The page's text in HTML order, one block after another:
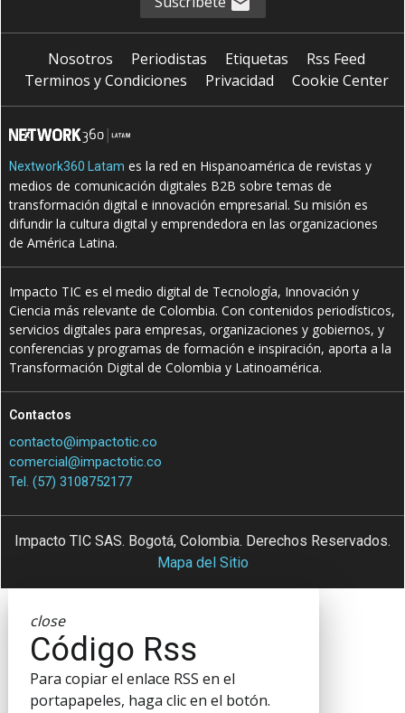
Nosotros Periodistas Etiquetas
Rss Feed
Terminos y Condiciones
Privacidad Cookie Center
Nextwork360 Latam es la red en Hispanoamérica de revistas y
medios de comunicación digitales B2B sobre temas de
transformación digital e innovación empresarial. Su misión es
difundir la cultura digital y emprendedora en las organizaciones
de América Latina.
Impacto TIC es el medio digital de Tecnología, Innovación y
Ciencia más relevante de Colombia. Con contenidos periodísticos,
servicios digitales para empresas, organizaciones y gobiernos, y
conferencias y programas de formación e inspiración, aporta a la
Transformación Digital de Colombia y Latinoamérica.
Contactos
contacto@impactotic.co
comercial@impactotic.co
Tel. (57) 3108752177
Impacto TIC SAS. Bogotá, Colombia. Derechos Reservados.
Mapa del Sitio
close
Código Rss
Para copiar el enlace RSS en el
portapapeles, haga clic en el botón.